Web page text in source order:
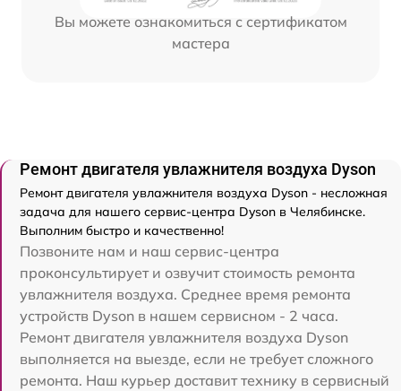
Вы можете ознакомиться с сертификатом
мастера
Ремонт двигателя увлажнителя воздуха Dyson
Ремонт двигателя увлажнителя воздуха Dyson - несложная
задача для нашего сервис-центра Dyson в Челябинске.
Выполним быстро и качественно!
Позвоните нам и наш сервис-центра
проконсультирует и озвучит стоимость ремонта
увлажнителя воздуха. Среднее время ремонта
устройств Dyson в нашем сервисном - 2 часа.
Ремонт двигателя увлажнителя воздуха Dyson
выполняется на выезде, если не требует сложного
ремонта. Наш курьер доставит технику в сервисный